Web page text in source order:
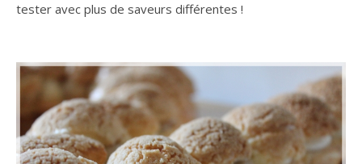
tester avec plus de saveurs différentes !